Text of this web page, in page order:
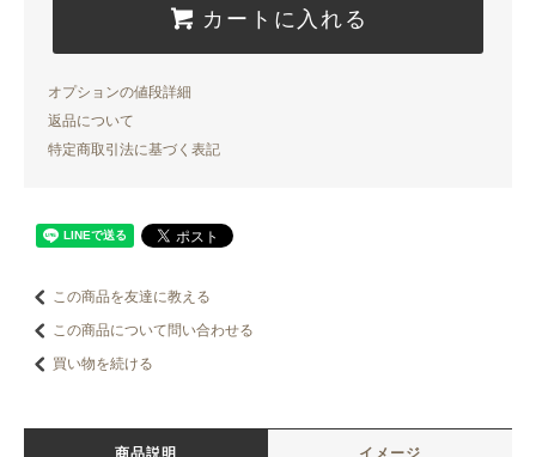
カートに入れる
オプションの値段詳細
返品について
特定商取引法に基づく表記
この商品を友達に教える
この商品について問い合わせる
買い物を続ける